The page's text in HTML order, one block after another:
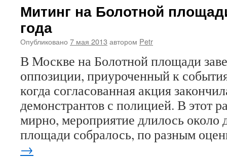
Митинг на Болотной
года
Опубликовано 7 мая 2013 автором Petr
В Москве на Болотной площади
оппозиции, приуроченный к
когда согласованная акция
демонстрантов с полицией. В этот
мирно, мероприятие длилось около
площади собралось, по разным
→